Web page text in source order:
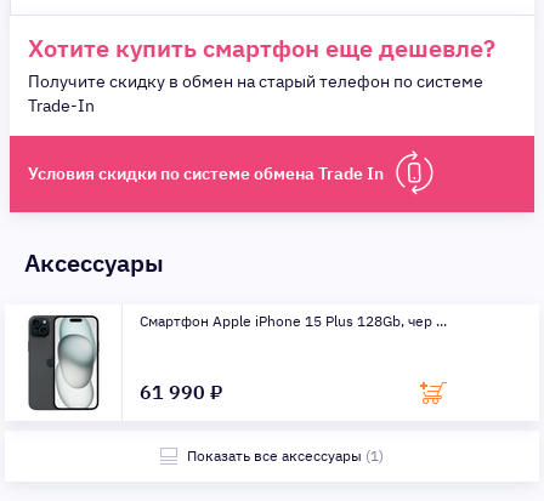
Хотите купить смартфон еще дешевле?
Получите скидку в обмен на старый телефон по системе
Trade-In
Условия скидки по системе обмена Trade In
Аксессуары
Смартфон Apple iPhone 15 Plus 128Gb, чер ...
61 990 ₽
Показать все аксессуары (1)